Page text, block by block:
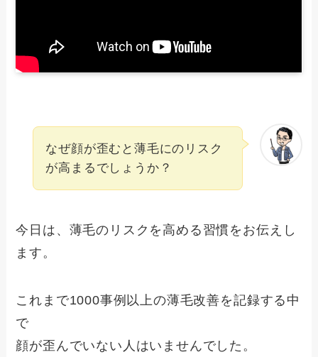
なぜ顔が歪むと薄毛にのリスク
が高まるでしょうか？
今日は、薄毛のリスクを高める習慣をお伝えし
ます。
これまで1000事例以上の薄毛改善を記録する中
で
顔が歪んでいない人はいませんでした。